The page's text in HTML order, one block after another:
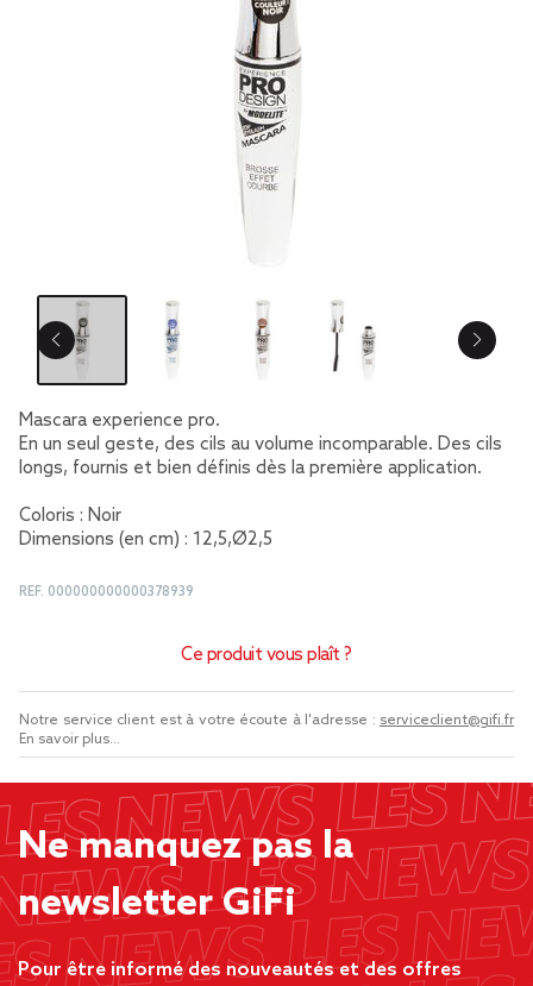
Mascara experience pro.
En un seul geste, des cils au volume incomparable. Des cils
longs, fournis et bien définis dès la première application.
Coloris : Noir
Dimensions (en cm) : 12,5,Ø2,5
REF. 000000000000378939
Ce produit vous plaît ?
Notre service client est à votre écoute à l'adresse : serviceclient@gifi.fr
En savoir plus...
Ne manquez pas la
newsletter GiFi
Pour être informé des nouveautés et des offres